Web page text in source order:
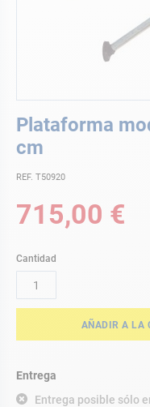
Plataforma
cm
REF. T50920
715,00 €
Cantidad
AÑADIR A LA
Entrega
Entrega posible sólo
al
de
la
de
imágenes